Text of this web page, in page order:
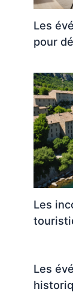
Les
pour
Les
Les